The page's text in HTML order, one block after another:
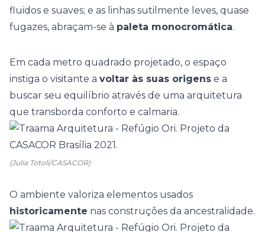
fluidos e suaves; e as linhas sutilmente leves, quase
fugazes, abraçam-se à paleta monocromática.
Em cada metro quadrado projetado, o espaço
instiga o visitante a voltar às suas origens e a
buscar seu equilíbrio através de uma arquitetura
que transborda conforto e calmaria.
(Julia Totoli/CASACOR)
O ambiente valoriza elementos usados
historicamente nas construções da ancestralidade.